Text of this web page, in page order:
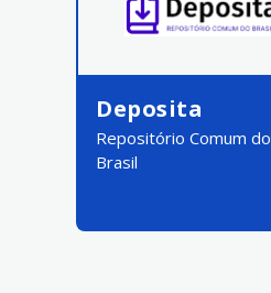
Deposita
Repositório Comum do
Brasil